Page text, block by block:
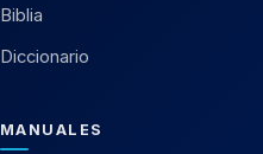
Biblia
Diccionario
MANUALES